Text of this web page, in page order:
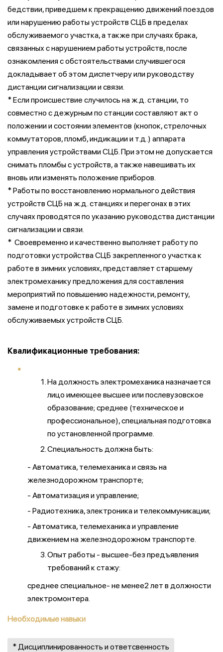
бедствии, приведшем к прекращению движений поездов
или нарушению работы устройств СЦБ в пределах
обслуживаемого участка, а также при случаях брака,
связанных с нарушением работы устройств, после
ознакомления с обстоятельствами случившегося
докладывает об этом диспетчеру или руководству
дистанции сигнализации и связи.
* Если происшествие случилось на ж.д. станции, то
совместно с дежурным по станции составляют акт о
положении и состоянии элементов (кнопок, стрелочных
коммутаторов, пломб, индикации и т.д.) аппарата
управления устройствами СЦБ. При этом не допускается
снимать пломбы с устройств, а также навешивать их
вновь или изменять положение приборов.
* Работы по восстановлению нормального действия
устройств СЦБ на ж.д. станциях и перегонах в этих
случаях проводятся по указанию руководства дистанции
сигнализации и связи.
* Своевременно и качественно выполняет работу по
подготовки устройства СЦБ закрепленного участка к
работе в зимних условиях, представляет старшему
электромеханику предложения для составления
мероприятий по повышению надежности, ремонту,
замене и подготовке к работе в зимних условиях
обслуживаемых устройств СЦБ.
Квалификационные требования:
На должность электромеханика назначается
лицо имеющее высшее или послевузовское
образование; среднее (техническое и
профессиональное), специальная подготовка
по установленной программе.
Специальность должна быть:
- Автоматика, телемеханика и связь на
железнодорожном транспорте;
- Автоматизация и управление;
- Радиотехника, электроника и телекоммуникации;
- Автоматика, телемеханика и управление
движением на железнодорожном транспорте.
Опыт работы - высшее-без предъявления
требований к стажу:
среднее специальное- не менее2 лет в должности
электромонтера.
Необходимые навыки
* Дисциплинированность и ответсвенность